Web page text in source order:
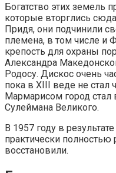
Богатство этих земель
которые вторглись
Придя, они подчинили
племена, в том числе и
крепость для охраны
Александра
Родосу. Дискос очень
пока в XIIІ веде не
Мармарисом город стал
Сулеймана Великого.
В 1957 году в
практически полностью
восстановили.